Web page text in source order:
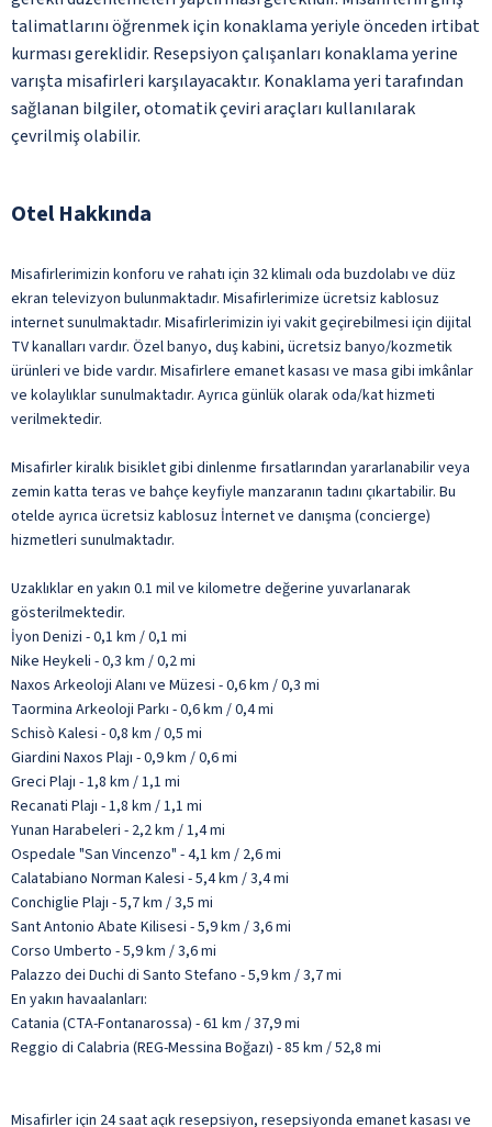
talimatlarını öğrenmek için konaklama yeriyle önceden irtibat
kurması gereklidir. Resepsiyon çalışanları konaklama yerine
varışta misafirleri karşılayacaktır. Konaklama yeri tarafından
sağlanan bilgiler, otomatik çeviri araçları kullanılarak
çevrilmiş olabilir.
Otel Hakkında
Misafirlerimizin konforu ve rahatı için 32 klimalı oda buzdolabı ve düz
ekran televizyon bulunmaktadır. Misafirlerimize ücretsiz kablosuz
internet sunulmaktadır. Misafirlerimizin iyi vakit geçirebilmesi için dijital
TV kanalları vardır. Özel banyo, duş kabini, ücretsiz banyo/kozmetik
ürünleri ve bide vardır. Misafirlere emanet kasası ve masa gibi imkânlar
ve kolaylıklar sunulmaktadır. Ayrıca günlük olarak oda/kat hizmeti
verilmektedir.
Misafirler kiralık bisiklet gibi dinlenme fırsatlarından yararlanabilir veya
zemin katta teras ve bahçe keyfiyle manzaranın tadını çıkartabilir. Bu
otelde ayrıca ücretsiz kablosuz İnternet ve danışma (concierge)
hizmetleri sunulmaktadır.
Uzaklıklar en yakın 0.1 mil ve kilometre değerine yuvarlanarak
gösterilmektedir.
İyon Denizi - 0,1 km / 0,1 mi
Nike Heykeli - 0,3 km / 0,2 mi
Naxos Arkeoloji Alanı ve Müzesi - 0,6 km / 0,3 mi
Taormina Arkeoloji Parkı - 0,6 km / 0,4 mi
Schisò Kalesi - 0,8 km / 0,5 mi
Giardini Naxos Plajı - 0,9 km / 0,6 mi
Greci Plajı - 1,8 km / 1,1 mi
Recanati Plajı - 1,8 km / 1,1 mi
Yunan Harabeleri - 2,2 km / 1,4 mi
Ospedale "San Vincenzo" - 4,1 km / 2,6 mi
Calatabiano Norman Kalesi - 5,4 km / 3,4 mi
Conchiglie Plajı - 5,7 km / 3,5 mi
Sant Antonio Abate Kilisesi - 5,9 km / 3,6 mi
Corso Umberto - 5,9 km / 3,6 mi
Palazzo dei Duchi di Santo Stefano - 5,9 km / 3,7 mi
En yakın havaalanları:
Catania (CTA-Fontanarossa) - 61 km / 37,9 mi
Reggio di Calabria (REG-Messina Boğazı) - 85 km / 52,8 mi
Misafirler için 24 saat açık resepsiyon, resepsiyonda emanet kasası ve